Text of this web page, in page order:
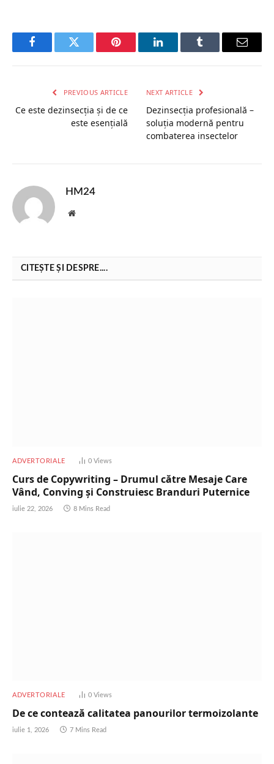
FacebookTwitter Pinterest LinkedInTumblr Email
PREVIOUS ARTICLE
Ce este dezinsecția și de ce
este esențială
NEXT ARTICLE
Dezinsecția profesională –
soluția modernă pentru
combaterea insectelor
HM24
Website
CITEȘTE ȘI DESPRE....
ADVERTORIALE 0 Views
Curs de Copywriting – Drumul către Mesaje Care
Vând, Conving și Construiesc Branduri Puternice
iulie 22, 2026 8 Mins Read
ADVERTORIALE 0 Views
De ce contează calitatea panourilor termoizolante
iulie 1, 2026 7 Mins Read